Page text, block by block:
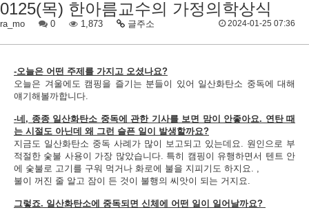
0125(목) 한아름교수의 가정의학상식
ra_mo 0 1,873 글주소 2024-01-25 07:36
-오늘은 어떤 주제를 가지고 오셨나요?
오늘은 겨울에도 캠핑을 즐기는 분들이 있어 일산화탄소 중독에 대해
얘기해볼까합니다.
-네, 종종 일산화탄소 중독에 관한 기사를 보면 맘이 안좋아요. 연탄 때
는 시절도 아닌데 왜 그런 슬픈 일이 발생할까요?
지금도 일산화탄소 중독 사례가 많이 보고되고 있는데요. 원인으로 부
적절한 숯불 사용이 가장 많았습니다. 특히 캠핑이 유행하면서 텐트 안
에 숯불로 고기를 구워 먹거나 화로에 불을 지피기도 하지요. ,
불이 꺼진 줄 알고 잠이 든 것이 불행의 씨앗이 되는 거지요.
그렇죠. 일산화탄소에 중독되면 신체에 어떤 일이 일어날까요?